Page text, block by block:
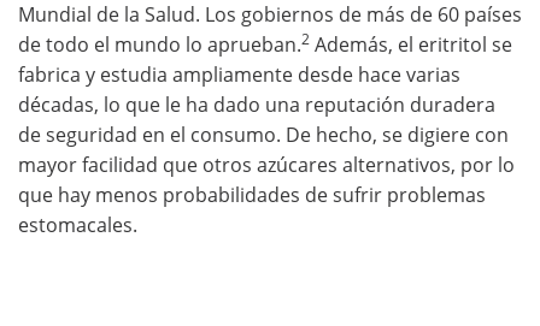
Mundial de la Salud. Los gobiernos de más de 60 países
de todo el mundo lo aprueban.2 Además, el eritritol se
fabrica y estudia ampliamente desde hace varias
décadas, lo que le ha dado una reputación duradera
de seguridad en el consumo. De hecho, se digiere con
mayor facilidad que otros azúcares alternativos, por lo
que hay menos probabilidades de sufrir problemas
estomacales.